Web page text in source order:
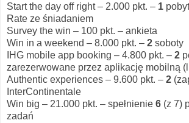
Start the day off right – 2.000 pkt. – 1
Rate ze śniadaniem
Survey the win – 100 pkt. – ankieta
Win in a weekend – 8.000 pkt. – 2 soboty
IHG mobile app booking – 4.800 pkt. – 2
zarezerwowane przez aplikację mobilną
Authentic experiences – 9.600 pkt. – 2
InterContinentale
Win big – 21.000 pkt. – spełnienie 6 (z 7)
zadań